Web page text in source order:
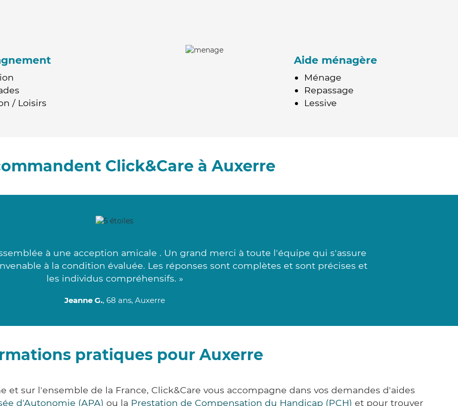
/ Loisirs
Aide ménagère
Ménage
Repassage
Lessive
Click&Care à Auxerre
à une acception amicale . Un grand merci à toute l'équipe qui s'assure
à la condition évaluée. Les réponses sont complètes et sont précises et
les individus compréhensifs. »
Jeanne G., 68 ans, Auxerre
pratiques pour Auxerre
et sur l'ensemble de la France, Click&Care vous accompagne dans vos demandes d'aides
d'Autonomie (APA) ou la Prestation de Compensation du Handicap (PCH) et pour trouver